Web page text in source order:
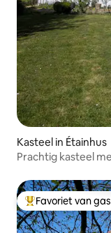
Kasteel in Étainhus
Prachtig kasteel
Topfavoriet van
Favoriet van